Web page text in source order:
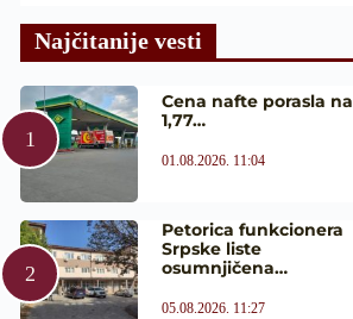
Najčitanije vesti
Cena nafte porasla na
1,77…
01.08.2026. 11:04
Petorica funkcionera
Srpske liste
osumnjičena…
05.08.2026. 11:27